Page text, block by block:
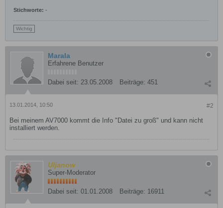
Stichworte: -
Wichtig
Marala
Erfahrene Benutzer
Dabei seit: 23.05.2008 Beiträge: 451
#2
13.01.2014, 10:50
Bei meinem AV7000 kommt die Info "Datei zu groß" und kann nicht
installiert werden.
Uljanow
Super-Moderator
Dabei seit: 01.01.2008 Beiträge: 16911